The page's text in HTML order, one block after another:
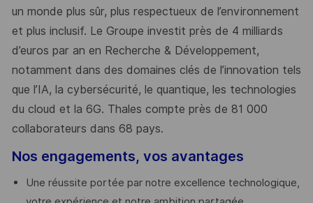
un monde plus sûr, plus respectueux de l’environnement
et plus inclusif. Le Groupe investit près de 4 milliards
d’euros par an en Recherche & Développement,
notamment dans des domaines clés de l’innovation tels
que l’IA, la cybersécurité, le quantique, les technologies
du cloud et la 6G. Thales compte près de 81 000
collaborateurs dans 68 pays.
Nos engagements, vos avantages
Une réussite portée par notre excellence technologique,